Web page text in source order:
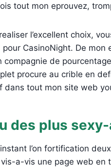
tout mon eprouvez,
l’excellent choix,
CasinoNight. De mon
de
procure au crible en
dans tout mon site web
des plus
l’on fortification
a-vis une page web en